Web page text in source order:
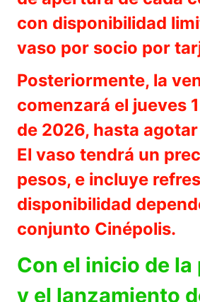
con disponibilidad
vaso por socio por
Posteriormente, la
comenzará el jueves
de 2026, hasta
El vaso tendrá un
pesos, e incluye
disponibilidad
conjunto Cinépolis.
Con el inicio de la
y el lanzamiento